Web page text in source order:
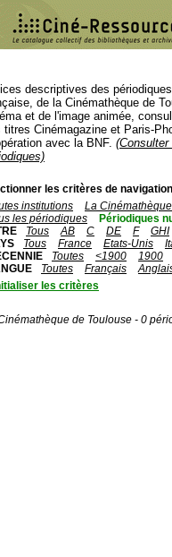
descriptives des
de la Cinémathèque de
et de l'image animée,
titres Cinémagazine et Paris-
avec la BNF.
les critères de
institutions
La
les périodiques
Périodiques
Tous AB C DE F
GHI
Tous France Etats-Unis
Toutes <1900
1900
Toutes Français
les critères
de Toulouse - 0